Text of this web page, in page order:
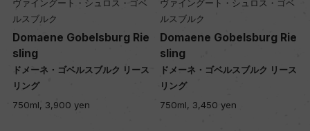
年間生産量
29000
栽培面積
ヴァイングート・シュロス・ゴベ
ルスブルク
Domaene Gobelsburg Rie
sling
ドメーネ・ゴベルスブルク リース
リング
750ml, 3,900 yen
ヴァイングート・シュロス・ゴベ
ルスブルク
Domaene Gobelsburg Rie
sling
ドメーネ・ゴベルスブルク リース
リング
750ml, 3,450 yen